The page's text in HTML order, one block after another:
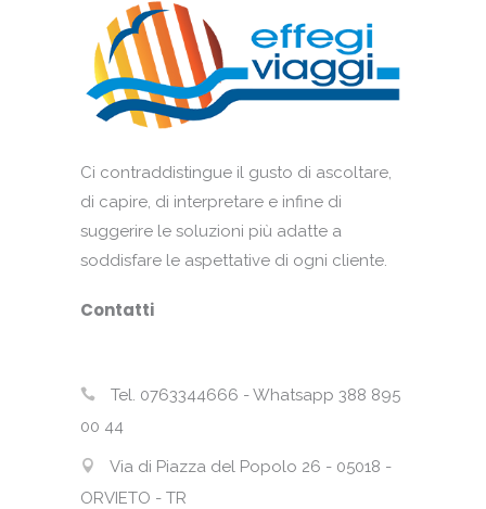
Ci contraddistingue il gusto di ascoltare,
di capire, di interpretare e infine di
suggerire le soluzioni più adatte a
soddisfare le aspettative di ogni cliente.
Contatti
Tel. 0763344666 - Whatsapp 388 895
00 44
Via di Piazza del Popolo 26 - 05018 -
ORVIETO - TR